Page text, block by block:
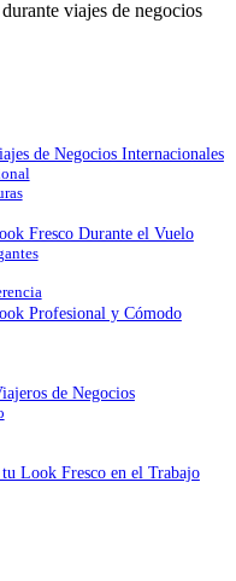
de Negocios Internacionales
Fresco Durante el Vuelo
Profesional y Cómodo
de Negocios
Look Fresco en el Trabajo